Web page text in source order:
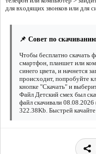
для входящих звонков или для
📌 Совет по
Чтобы бесплатно скачать
смартфон, планшет или
синего цвета, и начнется
происходит, попробуйте
кнопке "Скачать" и
Файл Детский смех был
файл скачивали
322.38Kb. Быстрей